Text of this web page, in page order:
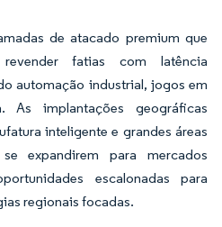
de atacado premium que
fatias com latência
automação industrial, jogos em
implantações geográficas
inteligente e grandes áreas
expandirem para mercados
escalonadas para
regionais focadas.